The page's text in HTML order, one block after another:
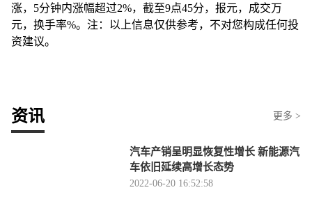
涨，5分钟内涨幅超过2%，截至9点45分，报元，成交万
元，换手率%。注：以上信息仅供参考，不对您构成任何投
资建议。
资讯 更多 >
汽车产销呈明显恢复性增长 新能源汽
车依旧延续高增长态势
2022-06-20 16:52:58